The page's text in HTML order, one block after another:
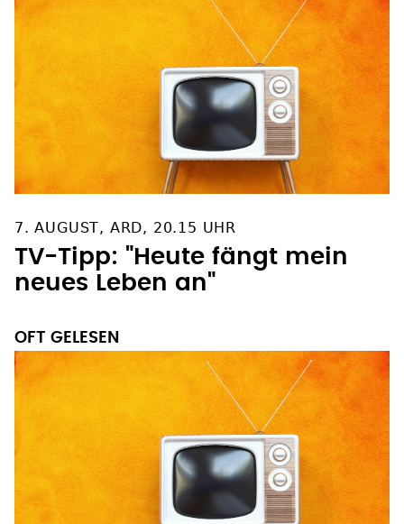
7. AUGUST, ARD, 20.15 UHR
TV-Tipp: "Heute fängt mein
neues Leben an"
OFT GELESEN